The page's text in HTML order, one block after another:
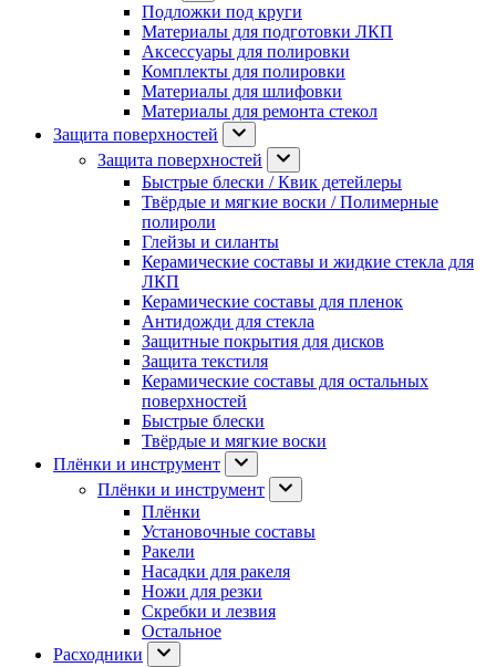
Подложки под круги
Материалы для подготовки ЛКП
Аксессуары для полировки
Комплекты для полировки
Материалы для шлифовки
Материалы для ремонта стекол
Защита поверхностей
Защита поверхностей
Быстрые блески / Квик детейлеры
Твёрдые и мягкие воски / Полимерные
полироли
Глейзы и силанты
Керамические составы и жидкие стекла для
ЛКП
Керамические составы для пленок
Антидожди для стекла
Защитные покрытия для дисков
Защита текстиля
Керамические составы для остальных
поверхностей
Быстрые блески
Твёрдые и мягкие воски
Плёнки и инструмент
Плёнки и инструмент
Плёнки
Установочные составы
Ракели
Насадки для ракеля
Ножи для резки
Скребки и лезвия
Остальное
Расходники